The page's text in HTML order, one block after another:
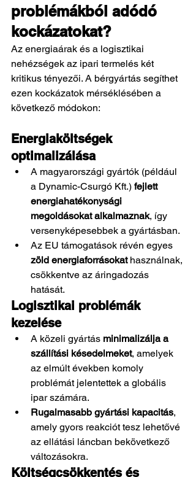
problémákból adódó
kockázatokat?
Az energiaárak és a logisztikai
nehézségek az ipari termelés két
kritikus tényezői. A bérgyártás segíthet
ezen kockázatok mérséklésében a
következő módokon:
Energiaköltségek
optimalizálása
A magyarországi gyártók (például
a Dynamic-Csurgó Kft.) fejlett
energiahatékonysági
megoldásokat alkalmaznak, így
versenyképesebbek a gyártásban.
Az EU támogatások révén egyes
zöld energiaforrásokat használnak,
csökkentve az áringadozás
hatását.
Logisztikai problémák
kezelése
A közeli gyártás minimalizálja a
szállítási késedelmeket, amelyek
az elmúlt években komoly
problémát jelentettek a globális
ipar számára.
Rugalmasabb gyártási kapacitás,
amely gyors reakciót tesz lehetővé
az ellátási láncban bekövetkező
változásokra.
Költségcsökkentés és